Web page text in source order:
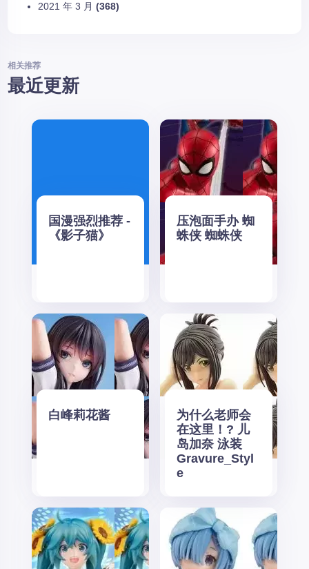
2021 年 3 月 (368)
相关推荐
最近更新
国漫强烈推荐 -
《影子猫》
压泡面手办 蜘
蛛侠 蜘蛛侠
白峰莉花酱
为什么老师会
在这里！? 儿
岛加奈 泳装
Gravure_Styl
e